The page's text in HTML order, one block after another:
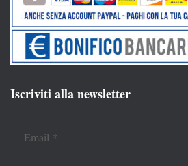
Iscriviti alla newsletter
Email *